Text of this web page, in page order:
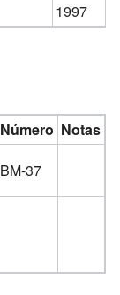
1997
Número Notas
BM-37